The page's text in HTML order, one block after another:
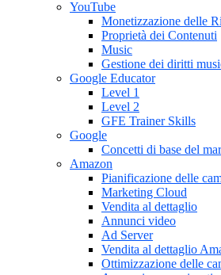
YouTube
Monetizzazione delle
Proprietà dei Contenuti
Music
Gestione dei diritti
Google Educator
Level 1
Level 2
GFE Trainer Skills
Google
Concetti di base del
Amazon
Pianificazione delle
Marketing Cloud
Vendita al dettaglio
Annunci video
Ad Server
Vendita al dettaglio
Ottimizzazione delle